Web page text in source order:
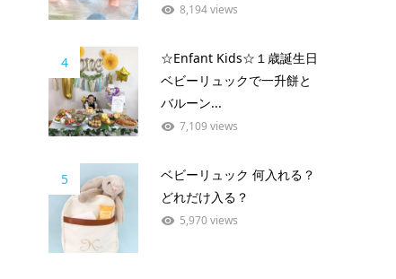
8,194 views
4
☆Enfant Kids☆１歳誕生日
ベビーリュックで一升餅と
バルーン...
7,109 views
5
ベビーリュック 何入れる？
どれだけ入る？
5,970 views